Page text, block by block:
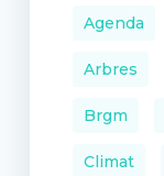
Agenda
Arbres
Brgm
Climat